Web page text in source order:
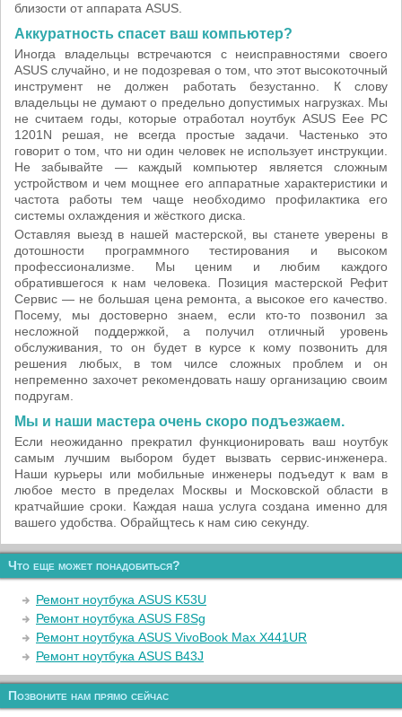
близости от аппарата ASUS.
Аккуратность спасет ваш компьютер?
Иногда владельцы встречаются с неисправностями своего
ASUS случайно, и не подозревая о том, что этот высокоточный
инструмент не должен работать безустанно. К слову
владельцы не думают о предельно допустимых нагрузках. Мы
не считаем годы, которые отработал ноутбук ASUS Eee PC
1201N решая, не всегда простые задачи. Частенько это
говорит о том, что ни один человек не использует инструкции.
Не забывайте — каждый компьютер является сложным
устройством и чем мощнее его аппаратные характеристики и
частота работы тем чаще необходимо профилактика его
системы охлаждения и жёсткого диска.
Оставляя выезд в нашей мастерской, вы станете уверены в
дотошности программного тестирования и высоком
профессионализме. Мы ценим и любим каждого
обратившегося к нам человека. Позиция мастерской Рефит
Сервис — не большая цена ремонта, а высокое его качество.
Посему, мы достоверно знаем, если кто-то позвонил за
несложной поддержкой, а получил отличный уровень
обслуживания, то он будет в курсе к кому позвонить для
решения любых, в том чилсе сложных проблем и он
непременно захочет рекомендовать нашу организацию своим
подругам.
Мы и наши мастера очень скоро подъезжаем.
Если неожиданно прекратил функционировать ваш ноутбук
самым лучшим выбором будет вызвать сервис-инженера.
Наши курьеры или мобильные инженеры подъедут к вам в
любое место в пределах Москвы и Московской области в
кратчайшие сроки. Каждая наша услуга создана именно для
вашего удобства. Обрайщтесь к нам сию секунду.
Что еще может понадобиться?
Ремонт ноутбука ASUS K53U
Ремонт ноутбука ASUS F8Sg
Ремонт ноутбука ASUS VivoBook Max X441UR
Ремонт ноутбука ASUS B43J
Позвоните нам прямо сейчас